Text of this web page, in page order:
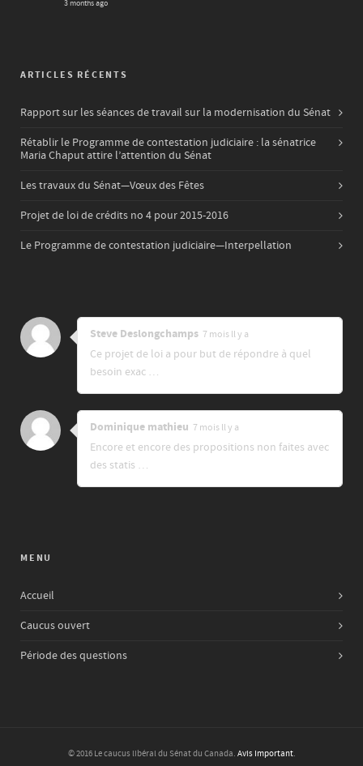
3 months ago
ARTICLES RÉCENTS
Rapport sur les séances de travail sur la modernisation du Sénat
Rétablir le Programme de contestation judiciaire : la sénatrice
Maria Chaput attire l’attention du Sénat
Les travaux du Sénat—Vœux des Fêtes
Projet de loi de crédits no 4 pour 2015-2016
Le Programme de contestation judiciaire—Interpellation
Steve Deslongchamps 7 mois ll y a
Ce projet de loi a pour but de répondre à quel
besoin exac …
Dominique mathieu 7 mois ll y a
Encore et encore des propositions non faites avec
des statis …
MENU
Accueil
Caucus ouvert
Période des questions
© 2016 Le caucus libéral du Sénat du Canada. Avis Important.